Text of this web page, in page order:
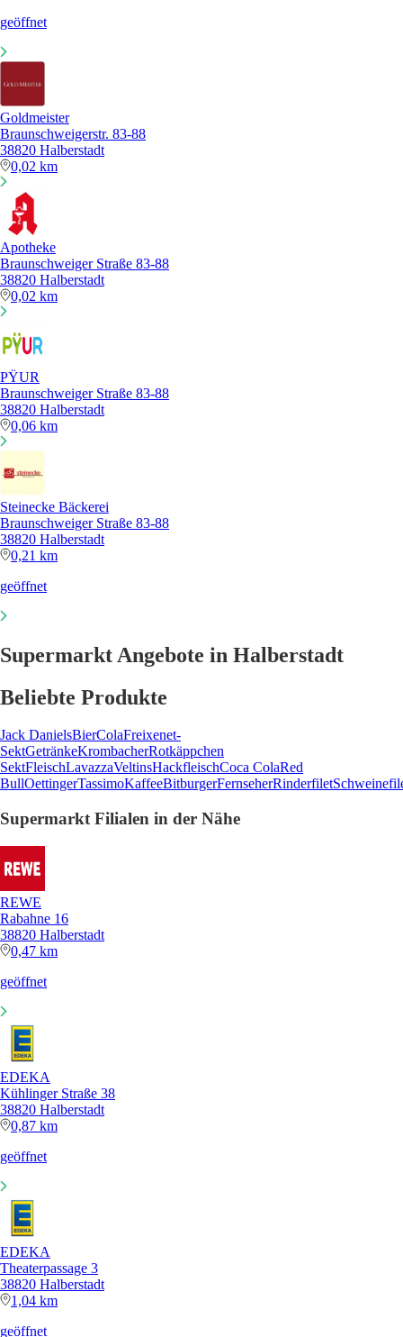
geöffnet
Goldmeister
Braunschweigerstr. 83-88
38820 Halberstadt
0,02 km
Apotheke
Braunschweiger Straße 83-88
38820 Halberstadt
0,02 km
PŸUR
Braunschweiger Straße 83-88
38820 Halberstadt
0,06 km
Steinecke Bäckerei
Braunschweiger Straße 83-88
38820 Halberstadt
0,21 km
geöffnet
Supermarkt Angebote in Halberstadt
Beliebte Produkte
Jack DanielsBierColaFreixenet-
SektGetränkeKrombacherRotkäppchen
SektFleischLavazzaVeltinsHackfleischCoca ColaRed
BullOettingerTassimoKaffeeBitburgerFernseherRinderfilet
Supermarkt Filialen in der Nähe
REWE
Rabahne 16
38820 Halberstadt
0,47 km
geöffnet
EDEKA
Kühlinger Straße 38
38820 Halberstadt
0,87 km
geöffnet
EDEKA
Theaterpassage 3
38820 Halberstadt
1,04 km
geöffnet